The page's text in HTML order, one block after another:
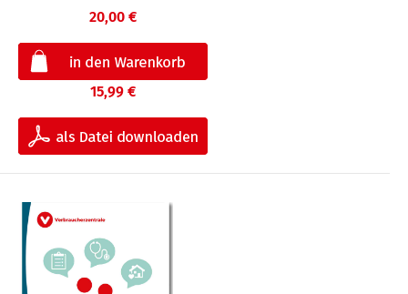
20,00 €
15,99 €